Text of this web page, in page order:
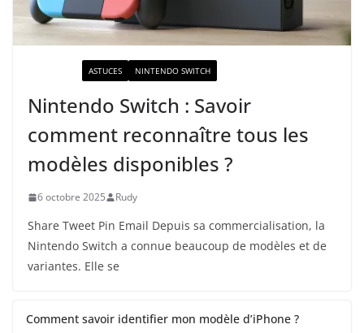
ASTUCES NINTENDO SWITCH
Nintendo Switch : Savoir
comment reconnaître tous les
modèles disponibles ?
6 octobre 2025 Rudy
Share Tweet Pin Email Depuis sa commercialisation, la
Nintendo Switch a connue beaucoup de modèles et de
variantes. Elle se
Comment savoir identifier mon modèle d’iPhone ?